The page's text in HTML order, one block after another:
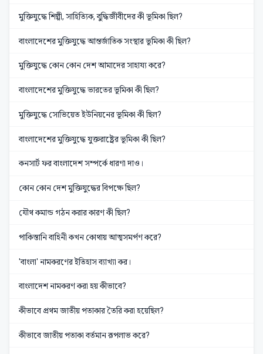
মুক্তিযুদ্ধে শিল্পী, সাহিত্যিক, বুদ্ধিজীবীদের কী ভূমিকা ছিল?
বাংলাদেশের মুক্তিযুদ্ধে আন্তর্জাতিক সংস্থার ভূমিকা কী ছিল?
মুক্তিযুদ্ধে কোন কোন দেশ আমাদের সাহায্য করে?
বাংলাদেশের মুক্তিযুদ্ধে ভারতের ভূমিকা কী ছিল?
মুক্তিযুদ্ধে সোভিয়েত ইউনিয়নের ভূমিকা কী ছিল?
বাংলাদেশের মুক্তিযুদ্ধে যুক্তরাষ্ট্রের ভূমিকা কী ছিল?
কনসার্ট ফর বাংলাদেশ সম্পর্কে ধারণা দাও।
কোন কোন দেশ মুক্তিযুদ্ধের বিপক্ষে ছিল?
যৌথ কমান্ড গঠন করার কারণ কী ছিল?
পাকিস্তানি বাহিনী কখন কোথায় আত্মসমর্পণ করে?
'বাংলা' নামকরণের ইতিহাস ব্যাখ্যা কর।
বাংলাদেশ নামকরণ করা হয় কীভাবে?
কীভাবে প্রথম জাতীয় পতাকার তৈরি করা হয়েছিল?
কীভাবে জাতীয় পতাকা বর্তমান রূপলাভ করে?